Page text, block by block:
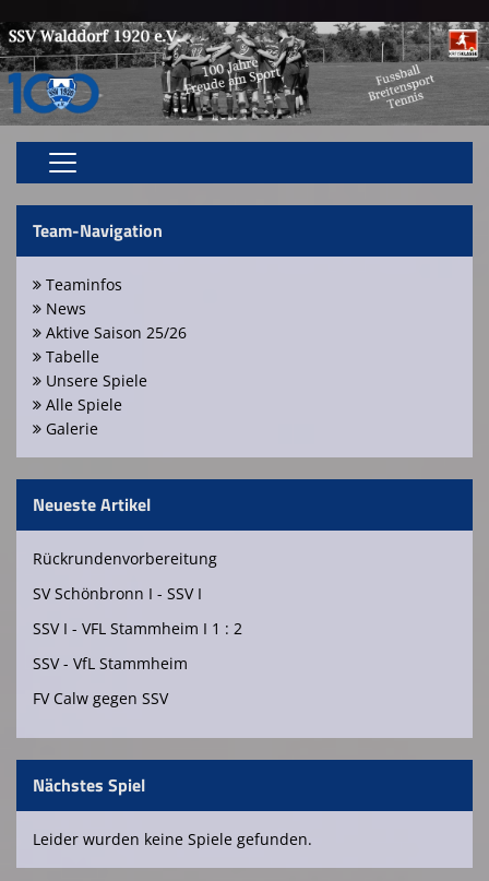
Home
Aktive
Jugend
Breitensport
Vereinsnews
Bildergalerie
Spielstätten
Spielplan
Platzreservierung Tennishalle Walddorf
Kursangebote SSV Walddorf
Team-Navigation
Teaminfos
News
Aktive Saison 25/26
Tabelle
Unsere Spiele
Alle Spiele
Galerie
Neueste Artikel
Rückrundenvorbereitung
SV Schönbronn I - SSV I
SSV I - VFL Stammheim I 1 : 2
SSV - VfL Stammheim
FV Calw gegen SSV
Nächstes Spiel
Leider wurden keine Spiele gefunden.